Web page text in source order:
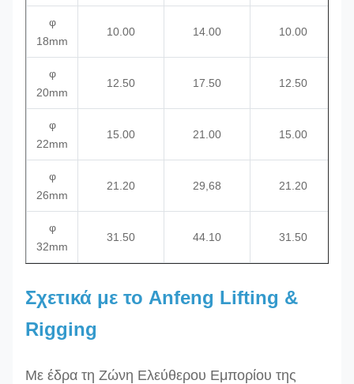
φ
18mm
10.00 14.00 10.00
φ
20mm
12.50 17.50 12.50
φ
22mm
15.00 21.00 15.00
φ
26mm
21.20 29,68 21.20
φ
32mm
31.50 44.10 31.50
Σχετικά με το Anfeng Lifting &
Rigging
Με έδρα τη Ζώνη Ελεύθερου Εμπορίου της